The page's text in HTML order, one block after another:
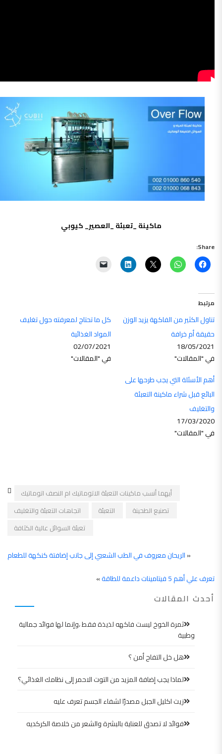
ماكينة _تعبئة _العصير_ كيوبي
Share:
مرتبط
تناول الكثير من الفاكهة يزيد الوزن
حقيقة أم خرافة
18/05/2021
في "المقالات"
كل ما تحتاج لمعرفته حول تغليف
المواد الغذائية
02/07/2021
في "المقالات"
أهم الأسئلة التي يجب طرحها على
البائع قبل شراء ماكينة التعبئة
والتغليف
17/03/2020
في "المقالات"
أيهما أنسب ماكينات التعبئة الاتوماتيك ام النصف اتوماتيك
اتجاهات التعبئة والتغليف
التعبئة
تصنيع الطحينة
تعبئة السوائل عالية الكثافة
«الريحان معروف في الطب الشعبي إلى جانب إضافتة كنكهة للطعام
تعرف علي أهم 5 فيتامينات داعمة للطاقة
»
أحدث المقالات
ثمرة الخوخ ليست فاكهه لذيذة فقط ،وإنما لها فوائد جمالية
وطبية
هل خل التفاح أمن ؟
لماذا يجب إضافة المزيد من التوت الاحمر إلى نظامك الغذائي؟
زيت اكليل الجبل مصدرًا لشفاء الجسم تعرف عليه
فوائد لا تصدق للعناية بالبشرة والشعر من خلاصة الكركديه